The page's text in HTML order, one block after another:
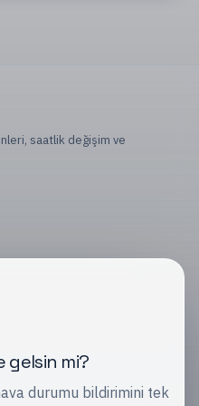
saatlik değişim ve
gelsin mi?
durumu bildirimini tek